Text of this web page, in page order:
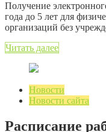
Получение
года до 5 лет для
организаций без
Читать далее
Новости
Новости сайта
Расписание